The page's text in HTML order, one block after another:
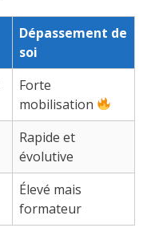
Dépassement de
soi
Forte
mobilisation
Rapide et
évolutive
Élevé mais
formateur